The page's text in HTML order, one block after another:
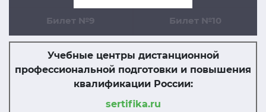
Билет №9 Билет №10
Учебные центры дистанционной
профессиональной подготовки и повышения
квалификации России:
sertifika.ru